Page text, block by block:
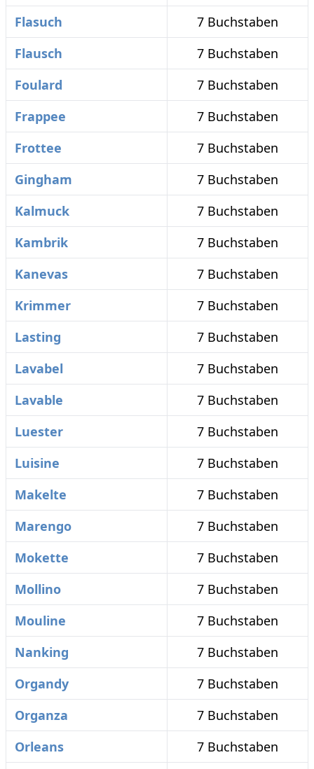
Flasuch
7 Buchstaben
Flausch
7 Buchstaben
Foulard
7 Buchstaben
Frappee
7 Buchstaben
Frottee
7 Buchstaben
Gingham
7 Buchstaben
Kalmuck
7 Buchstaben
Kambrik
7 Buchstaben
Kanevas
7 Buchstaben
Krimmer
7 Buchstaben
Lasting
7 Buchstaben
Lavabel
7 Buchstaben
Lavable
7 Buchstaben
Luester
7 Buchstaben
Luisine
7 Buchstaben
Makelte
7 Buchstaben
Marengo
7 Buchstaben
Mokette
7 Buchstaben
Mollino
7 Buchstaben
Mouline
7 Buchstaben
Nanking
7 Buchstaben
Organdy
7 Buchstaben
Organza
7 Buchstaben
Orleans
7 Buchstaben